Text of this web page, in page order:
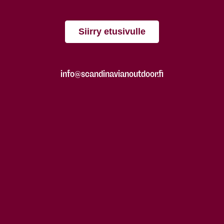
Siirry etusivulle
info@scandinavianoutdoor.fi